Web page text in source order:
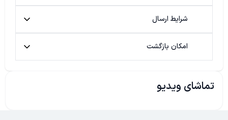
شرایط ارسال
امکان بازگشت
تماشای ویدیو